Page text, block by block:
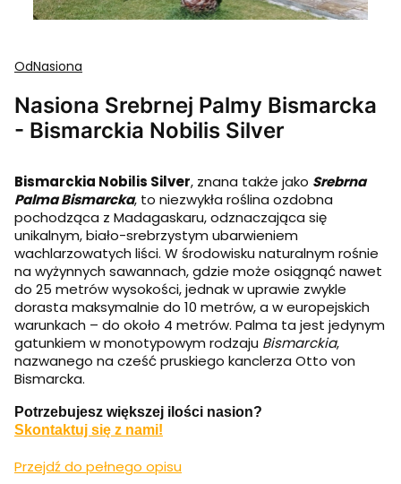
OdNasiona
Nasiona Srebrnej Palmy Bismarcka
- Bismarckia Nobilis Silver
Bismarckia Nobilis Silver, znana także jako Srebrna
Palma Bismarcka, to niezwykła roślina ozdobna
pochodząca z Madagaskaru, odznaczająca się
unikalnym, biało-srebrzystym ubarwieniem
wachlarzowatych liści. W środowisku naturalnym rośnie
na wyżynnych sawannach, gdzie może osiągnąć nawet
do 25 metrów wysokości, jednak w uprawie zwykle
dorasta maksymalnie do 10 metrów, a w europejskich
warunkach – do około 4 metrów. Palma ta jest jedynym
gatunkiem w monotypowym rodzaju Bismarckia,
nazwanego na cześć pruskiego kanclerza Otto von
Bismarcka.
Potrzebujesz większej ilości nasion?
Skontaktuj się z nami!
Przejdź do pełnego opisu